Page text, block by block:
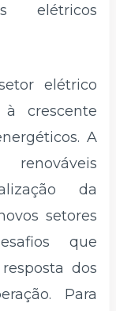
elétricos
elétrico
crescente
A
da
setores
que
dos
Para